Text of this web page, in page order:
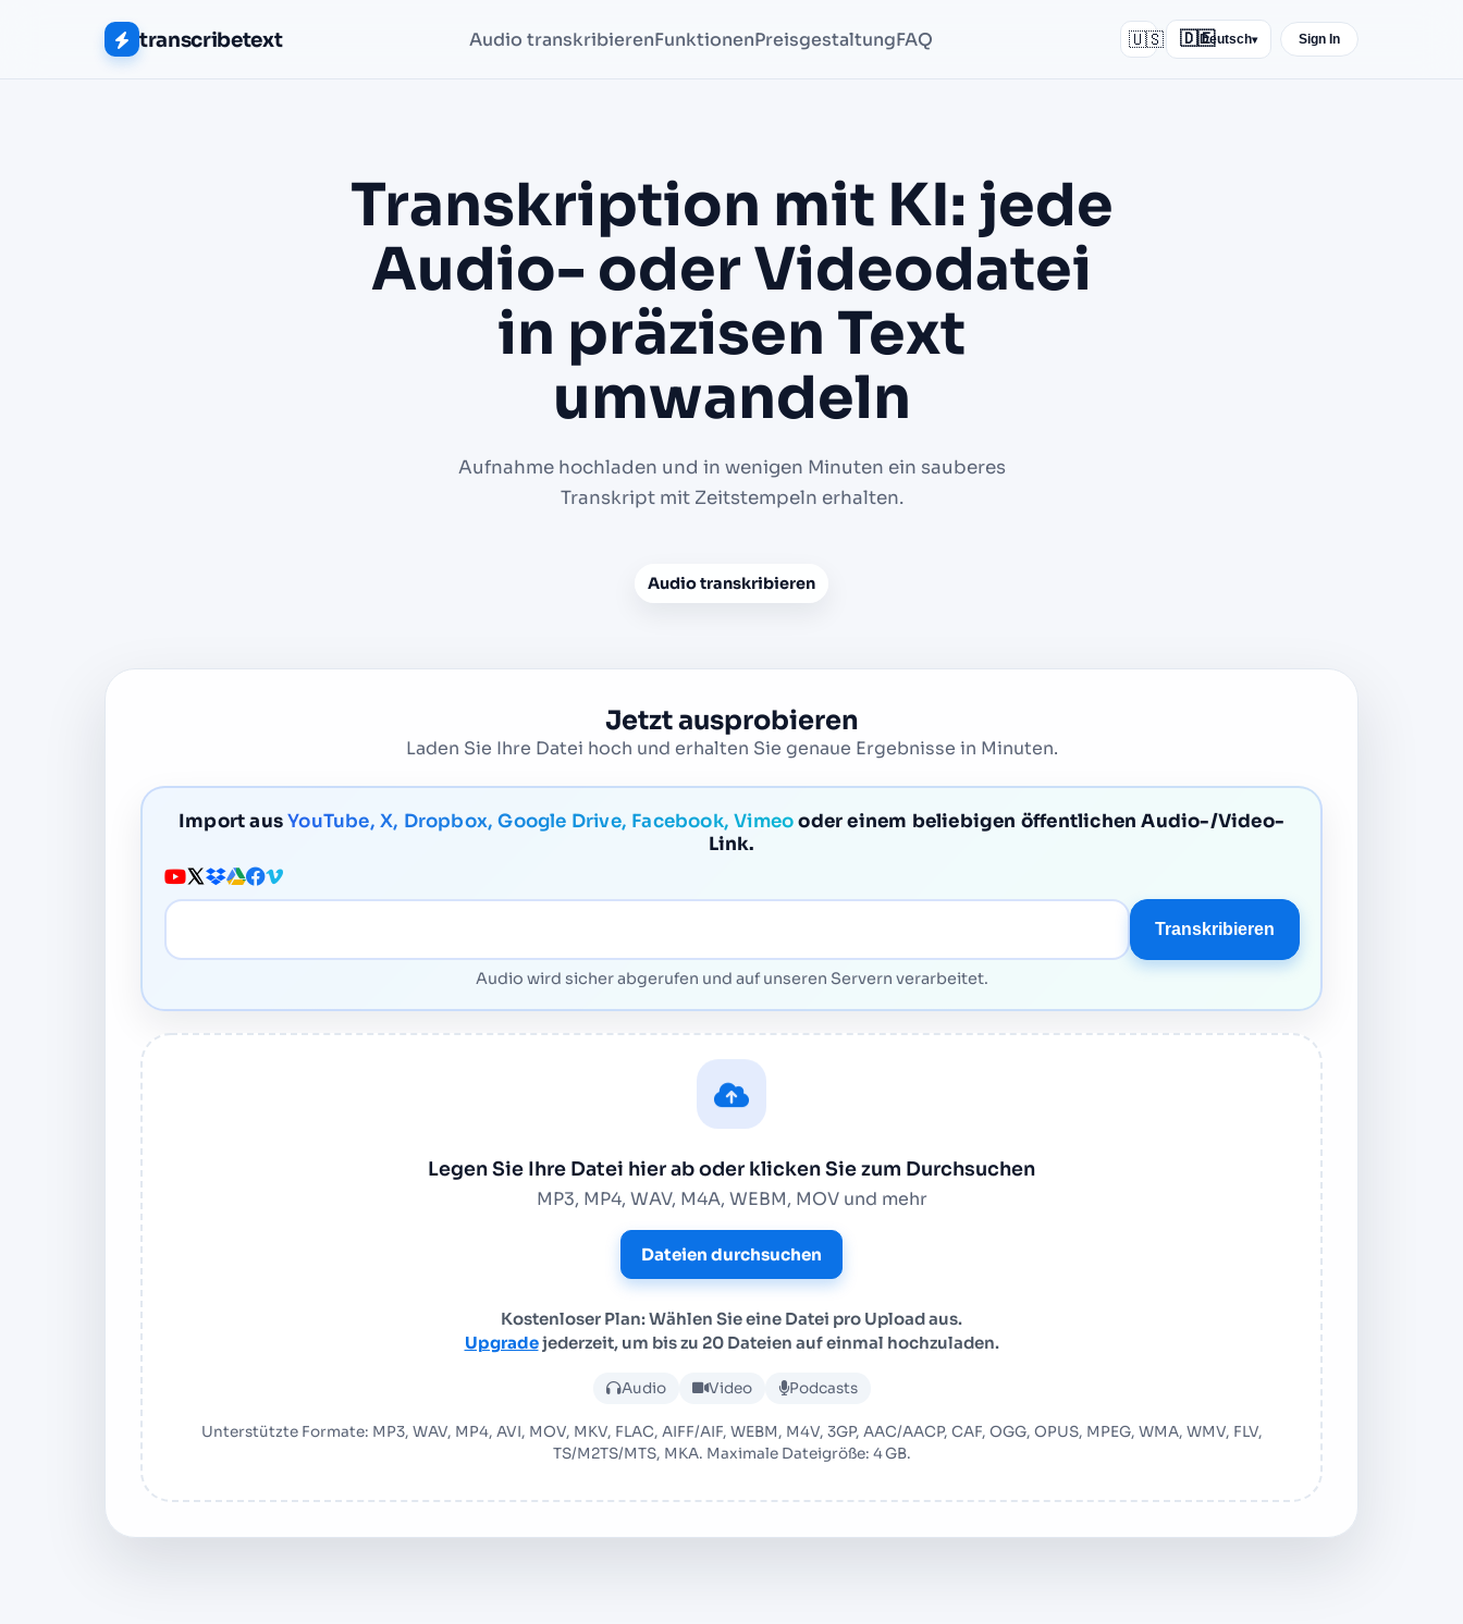
transcribetext Audio transkribierenFunktionenPreisgestaltungFAQ 🇺🇸 🇩🇪Deutsch▾ Sign In
Transkription mit KI: jede
Audio- oder Videodatei
in präzisen Text
umwandeln
Aufnahme hochladen und in wenigen Minuten ein sauberes
Transkript mit Zeitstempeln erhalten.
Audio transkribieren
Jetzt ausprobieren
Laden Sie Ihre Datei hoch und erhalten Sie genaue Ergebnisse in Minuten.
Import ausYouTube, X, Dropbox, Google Drive, Facebook, Vimeooder einem beliebigen öffentlichen Audio-/Video-
Link.
Medien-URL
Transkribieren
Audio wird sicher abgerufen und auf unseren Servern verarbeitet.
Legen Sie Ihre Datei hier ab oder klicken Sie zum Durchsuchen
MP3, MP4, WAV, M4A, WEBM, MOV und mehr
Dateien durchsuchen
Kostenloser Plan: Wählen Sie eine Datei pro Upload aus.
Upgradejederzeit, um bis zu 20 Dateien auf einmal hochzuladen.
Audio Video Podcasts
Unterstützte Formate: MP3, WAV, MP4, AVI, MOV, MKV, FLAC, AIFF/AIF, WEBM, M4V, 3GP, AAC/AACP, CAF, OGG, OPUS, MPEG, WMA, WMV, FLV,
TS/M2TS/MTS, MKA. Maximale Dateigröße: 4 GB.